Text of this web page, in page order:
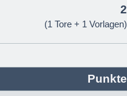
2
(1 Tore + 1 Vorlagen)
Punkte